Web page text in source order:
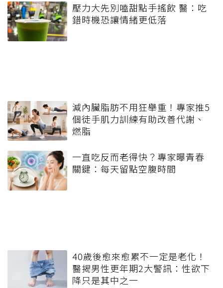
壓力大先別嗑甜點手搖飲 醫：吃
錯時機恐讓情緒更低落
減內臟脂肪不用狂舉重！專家推5
個徒手肌力訓練有助改善代謝、
燃脂
一直吃反而老得快？專家曝青春
關鍵：每天留點空腹時間
40歲後愈來愈累不一定是老化！
醫揭男性更年期2大警訊：性欲下
降只是其中之一